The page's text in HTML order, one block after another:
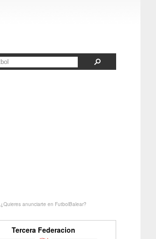
¿Quieres anunciarte en FutbolBalear?
Tercera Federacion